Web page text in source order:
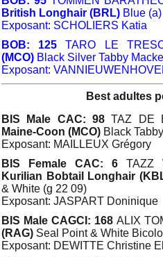
British Longhair (BRL) Blue (a)
Exposant: SCHOLIERS Katia
BOB: 125 TARO LE
(MCO) Black Silver Tabby
Exposant:
Best adultes
BIS Male CAC: 98 TAZ DE
Maine-Coon (MCO) Black
Exposant: MAILLEUX Grégory
BIS Female CAC: 6 TAZZ
Kurilian Bobtail Longhair
& White (g 22 09)
Exposant: JASPART Doninique
BIS Male CAGCI: 168 ALIX
(RAG) Seal Point & White
Exposant: DEWITTE Christine